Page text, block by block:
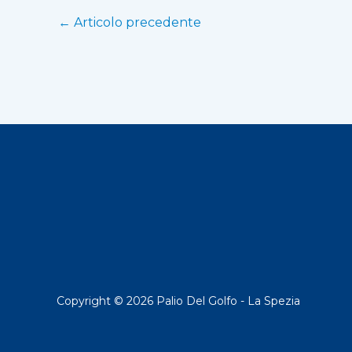
← Articolo precedente
Copyright © 2026 Palio Del Golfo - La Spezia